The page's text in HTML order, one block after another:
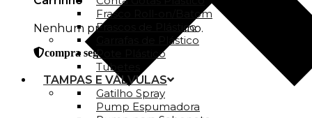
Nenhum produto no carrinho.
compra segura
Frasco Roll-on/Batom
Frascos de Plástico
Garrafas de Plástico
Pote Plástico
Tubetes
TAMPAS E VÁLVULAS
Gatilho Spray
Pump Espumadora